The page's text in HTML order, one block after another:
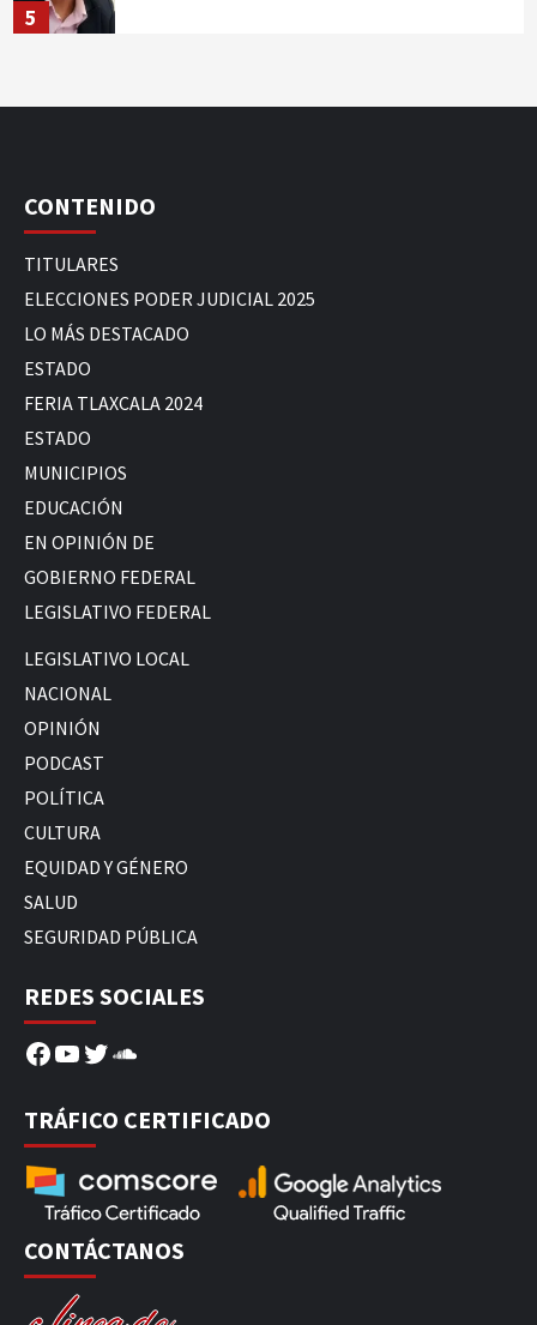
5
CONTENIDO
TITULARES
ELECCIONES PODER JUDICIAL 2025
LO MÁS DESTACADO
ESTADO
FERIA TLAXCALA 2024
ESTADO
MUNICIPIOS
EDUCACIÓN
EN OPINIÓN DE
GOBIERNO FEDERAL
LEGISLATIVO FEDERAL
LEGISLATIVO LOCAL
NACIONAL
OPINIÓN
PODCAST
POLÍTICA
CULTURA
EQUIDAD Y GÉNERO
SALUD
SEGURIDAD PÚBLICA
REDES SOCIALES
Facebook
YouTube
Twitter
SoundCloud
TRÁFICO CERTIFICADO
CONTÁCTANOS